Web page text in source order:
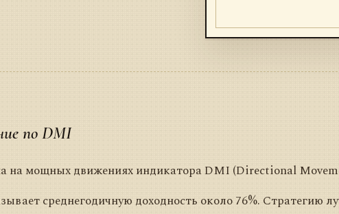
по DMI
на мощных движениях индикатора DMI (Directional
среднегодичную доходность около 76%. Стратегию